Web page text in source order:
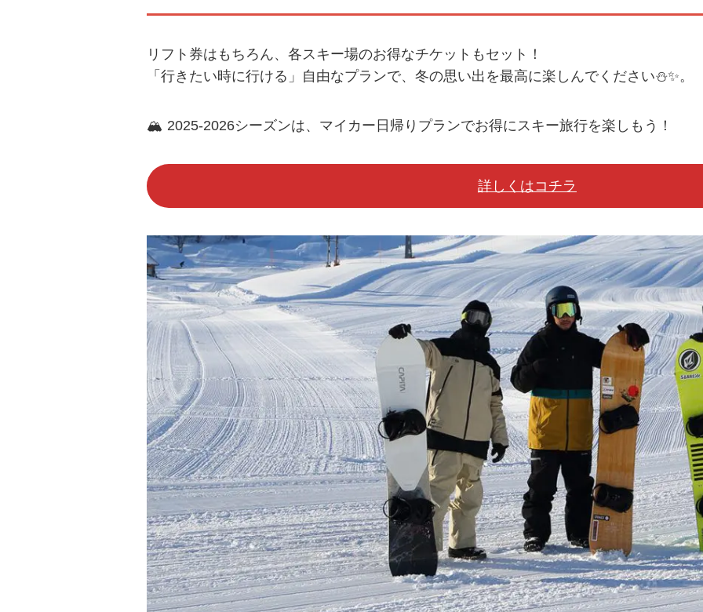
リフト券はもちろん、各スキー場のお得なチケットもセット！
「 行きたい時に行ける 」自由なプランで、冬の思い出を最高に楽しんでください⛄✨。
🏔 2025-2026シーズンは、マイカー日帰りプランでお得にスキー旅行を楽しもう！
詳しくはコチラ